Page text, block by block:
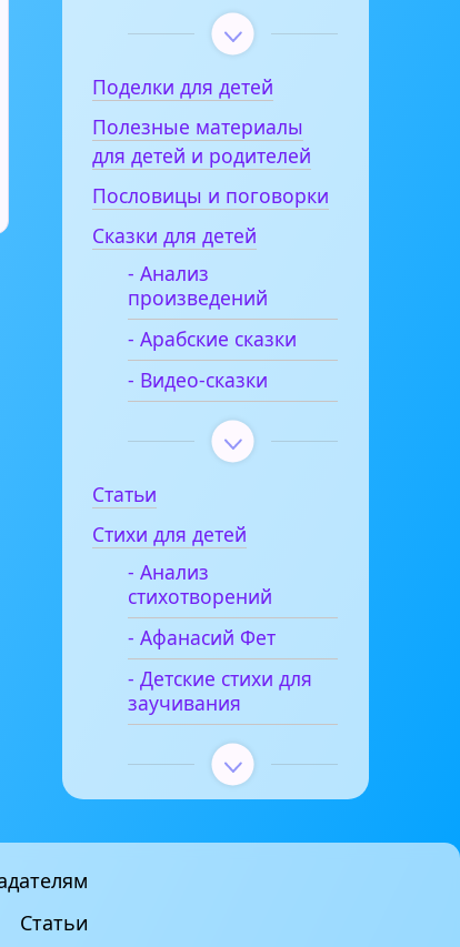
Поделки для детей
Полезные материалы
для детей и родителей
Пословицы и поговорки
Сказки для детей
- Анализ
произведений
- Арабские сказки
- Видео-сказки
Статьи
Стихи для детей
- Анализ
стихотворений
- Афанасий Фет
- Детские стихи для
заучивания
Статьи